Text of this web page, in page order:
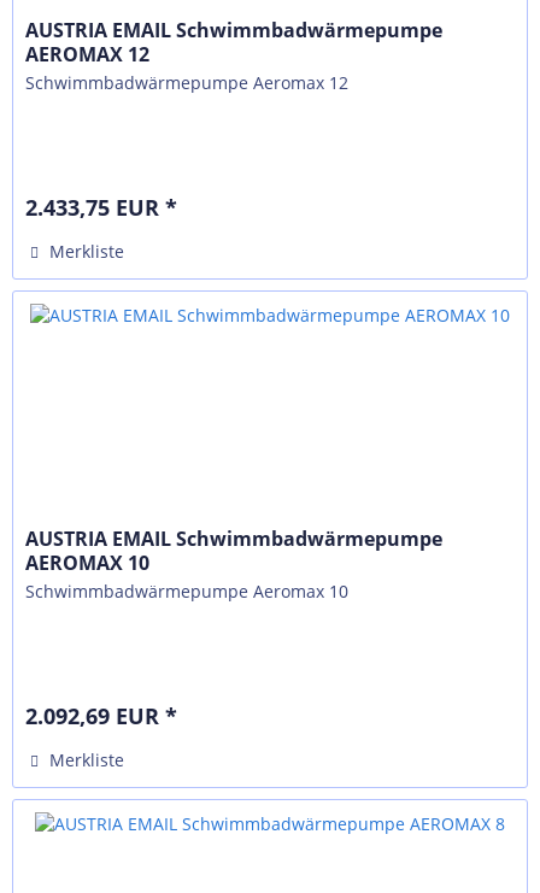
AUSTRIA EMAIL Schwimmbadwärmepumpe
AEROMAX 12
Schwimmbadwärmepumpe Aeromax 12
2.433,75 EUR *
Merkliste
AUSTRIA EMAIL Schwimmbadwärmepumpe
AEROMAX 10
Schwimmbadwärmepumpe Aeromax 10
2.092,69 EUR *
Merkliste